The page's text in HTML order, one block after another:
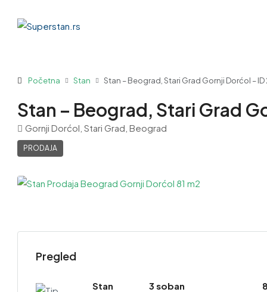
Početna Stan Stan – Beograd, Stari Grad Gornji Dorćol – ID
Stan – Beograd, Stari Grad
Gornji Dorćol, Stari Grad, Beograd
PRODAJA
Pregled
Stan 3 soban